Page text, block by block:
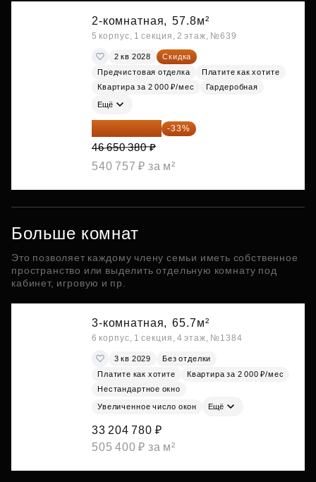
2-комнатная, 57.8м²
5 корпус, 1 секция, 2 этаж, №639
2 кв 2028
Скидка
Предчистовая отделка
Платите как хотите
Квартира за 2 000 ₽/мес
Гардеробная
Ещё
31 255 755 ₽ -33%
46 650 380 ₽
540 757 ₽ за м²
Больше комнат
Это позволяет каждому члену семьи иметь собственное
пространство или выделить отдельную комнату под
кабинет, игровую и пр.
3-комнатная, 65.7м²
6 корпус, 1 секция, 4 этаж, №1384
3 кв 2029
Без отделки
Платите как хотите
Квартира за 2 000 ₽/мес
Нестандартное окно
Увеличенное число окон Ещё
33 204 780 ₽
505 400 ₽ за м²